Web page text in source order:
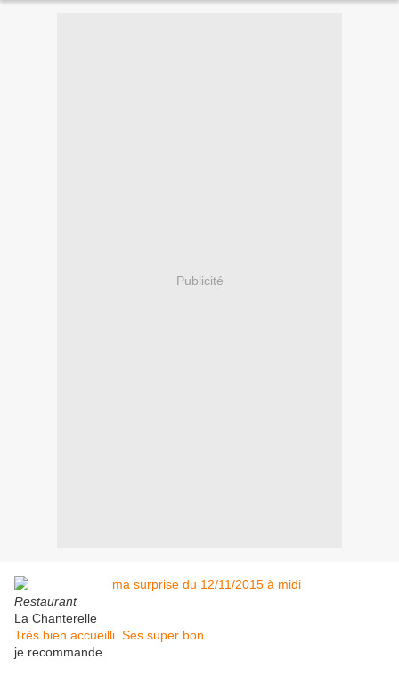
Publicité
Restaurant
La Chanterelle
Très bien accueilli. Ses super bon
je recommande